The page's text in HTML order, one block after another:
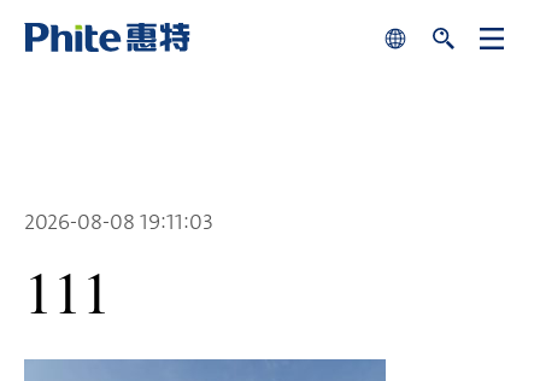
2026-08-08 19:11:03
111